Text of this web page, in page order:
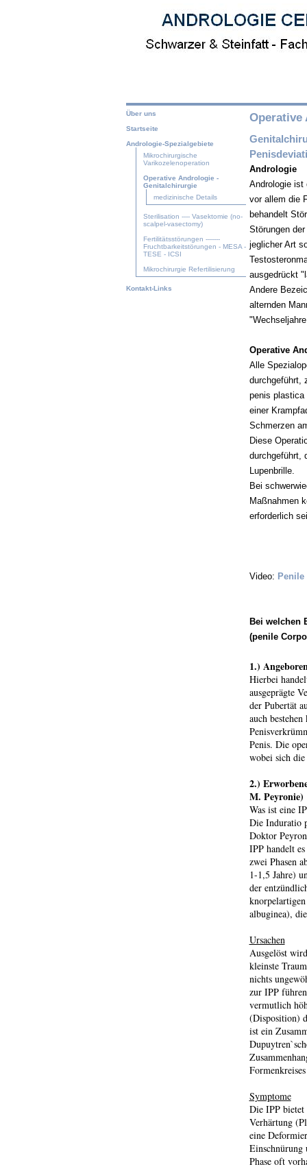
Über uns
Startseite
Andrologie-Spezialgebiete
Mikrochirurgische
Varikozelenoperation
Operative Andrologie -
Genitalchirurgie
medizinische Details
Sterilisation ---- Vasektomie (no-
scalpel-vasectomy)
Fertilitätsstörungen -------
Fruchtbarkeitstörungen - MESA -
TESE - ICSI
Mikrochirurgie Refertilisierung
Kontakt-Links
Operative
Andrologie
Andrologie ist
vor allem die
behandelt
Störungen
jeglicher Art
ausgedrückt
Andere
alternden
Operative
Alle
durchgeführt,
penis plastica
einer
Schmerzen
Diese
durchgeführt,
Lupenbrille.
Bei
Maßnahmen
erforderlich
Video: Penile
Bei welchen
(penile
1.)
Hierbei
ausgeprägte
der Pubertät
auch
Penis. Die
wobei sich
2.)
M. Peyronie)
Was ist eine
Die Induratio
Doktor
IPP handelt
zwei Phasen
1-1,5 Jahre)
der
albuginea),
Ursachen
Ausgelöst
kleinste
nichts
zur IPP
vermutlich
(Disposition)
ist ein
Symptome
Die IPP bietet
Verhärtung
eine
Einschnürung
Phase oft